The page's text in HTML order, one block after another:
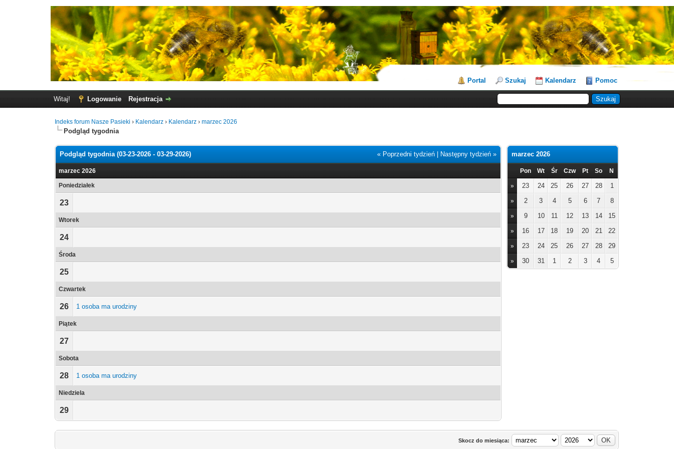
Portal Szukaj Kalendarz Pomoc
Witaj! Logowanie Rejestracja
Indeks forum Nasze Pasieki › Kalendarz › Kalendarz ›marzec 2026
Podgląd tygodnia
« Poprzedni tydzień Następny tydzień »
Podgląd tygodnia (03-23-2026 - 03-29-2026)
marzec 2026
Poniedziałek
23
Wtorek
24
Środa
25
Czwartek
26 1 osoba ma urodziny
Piątek
27
Sobota
28 1 osoba ma urodziny
Niedziela
29
marzec 2026
Pon Wt Śr Czw Pt So N
» 23 24 25 26 27 28 1
» 2 3 4 5 6 7 8
» 9 10 11 12 13 14 15
» 16 17 18 19 20 21 22
» 23 24 25 26 27 28 29
» 30 31 1 2 3 4 5
Skocz do miesiąca: